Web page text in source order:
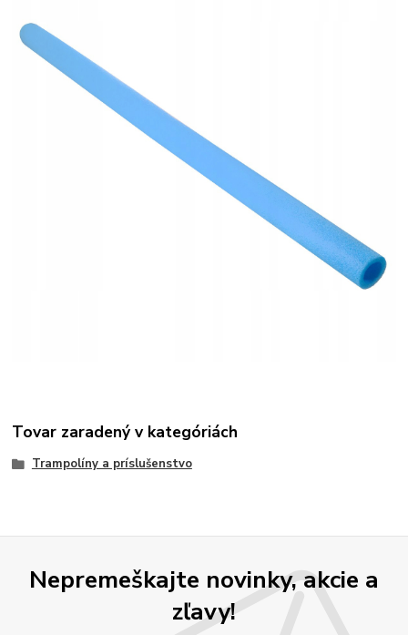
Tovar zaradený v kategóriách
Trampolíny a príslušenstvo
Nepremeškajte novinky, akcie a
zľavy!